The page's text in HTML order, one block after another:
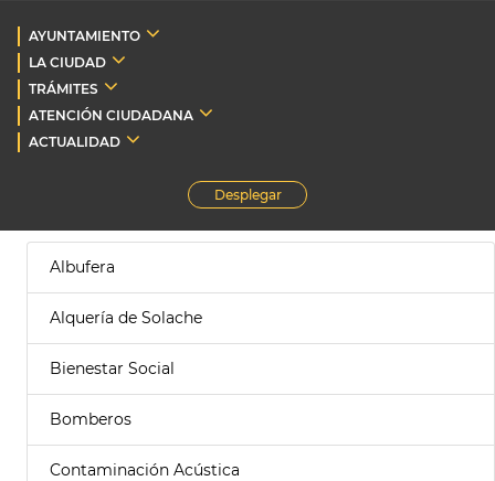
AYUNTAMIENTO
LA CIUDAD
TRÁMITES
ATENCIÓN CIUDADANA
ACTUALIDAD
Desplegar
Albufera
Alquería de Solache
Bienestar Social
Bomberos
Contaminación Acústica